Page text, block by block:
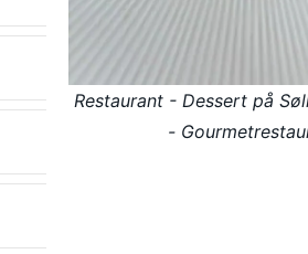
Restaurant - Dessert på
-